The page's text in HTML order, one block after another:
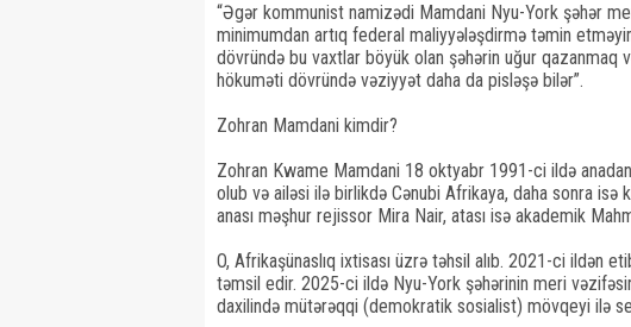
“Əgər kommunist namizədi Mamdani Nyu-York şəhər
minimumdan artıq federal maliyyələşdirmə təmin
dövründə bu vaxtlar böyük olan şəhərin uğur qazanmaq
hökuməti dövründə vəziyyət daha da pisləşə bilər”.
Zohran Mamdani kimdir?
Zohran Kwame Mamdani 18 oktyabr 1991-ci ildə anadan
olub və ailəsi ilə birlikdə Cənubi Afrikaya, daha sonra isə
anası məşhur rejissor Mira Nair, atası isə akademik
O, Afrikaşünaslıq ixtisası üzrə təhsil alıb. 2021-ci ildən
təmsil edir. 2025-ci ildə Nyu-York şəhərinin meri
daxilində mütərəqqi (demokratik sosialist) mövqeyi ilə